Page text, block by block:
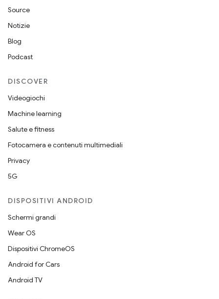
Source
Notizie
Blog
Podcast
DISCOVER
Videogiochi
Machine learning
Salute e fitness
Fotocamera e contenuti multimediali
Privacy
5G
DISPOSITIVI ANDROID
Schermi grandi
Wear OS
Dispositivi ChromeOS
Android for Cars
Android TV